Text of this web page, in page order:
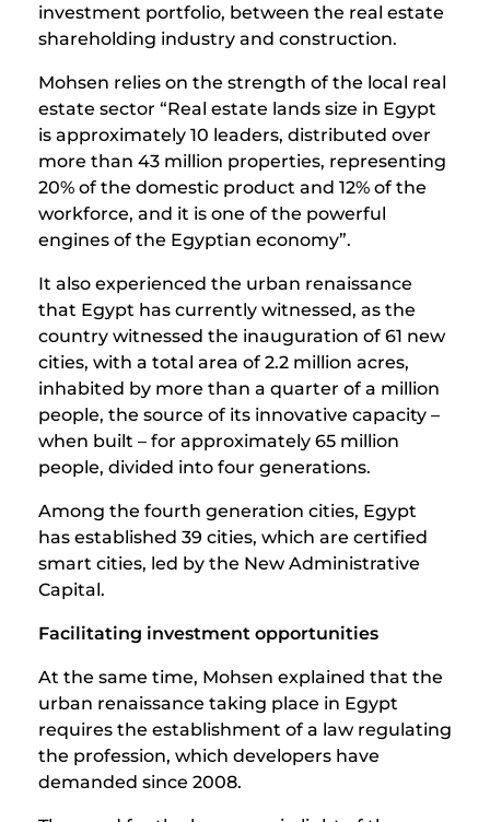
investment portfolio, between the real estate
shareholding industry and construction.
Mohsen relies on the strength of the local real
estate sector “Real estate lands size in Egypt
is approximately 10 leaders, distributed over
more than 43 million properties, representing
20% ​​of the domestic product and 12% of the
workforce, and it is one of the powerful
engines of the Egyptian economy”.
It also experienced the urban renaissance
that Egypt has currently witnessed, as the
country witnessed the inauguration of 61 new
cities, with a total area of ​​2.2 million acres,
inhabited by more than a quarter of a million
people, the source of its innovative capacity –
when built – for approximately 65 million
people, divided into four generations.
Among the fourth generation cities, Egypt
has established 39 cities, which are certified
smart cities, led by the New Administrative
Capital.
Facilitating investment opportunities
At the same time, Mohsen explained that the
urban renaissance taking place in Egypt
requires the establishment of a law regulating
the profession, which developers have
demanded since 2008.